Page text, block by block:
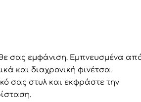
σας εμφάνιση. Εμπνευσμένα από
και διαχρονική φινέτσα.
σας στυλ και εκφράστε την